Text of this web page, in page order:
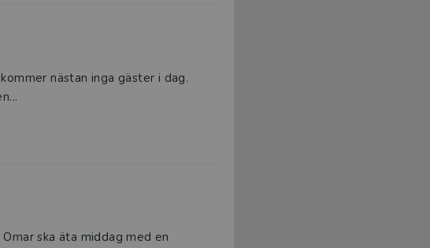
nästan inga gäster i dag.
ska äta middag med en